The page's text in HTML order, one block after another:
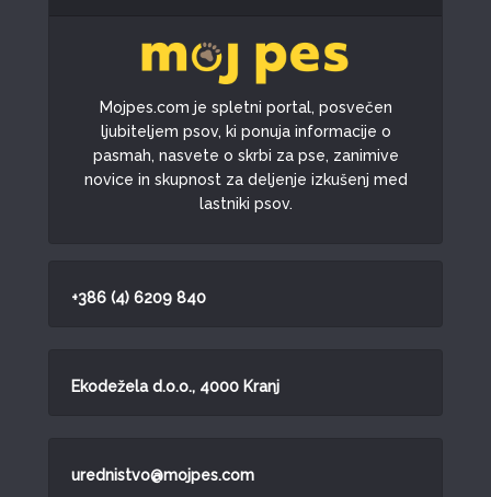
Mojpes.com je spletni portal, posvečen
ljubiteljem psov, ki ponuja informacije o
pasmah, nasvete o skrbi za pse, zanimive
novice in skupnost za deljenje izkušenj med
lastniki psov.
+386 (4) 6209 840
Ekodežela d.o.o., 4000 Kranj
urednistvo@mojpes.com